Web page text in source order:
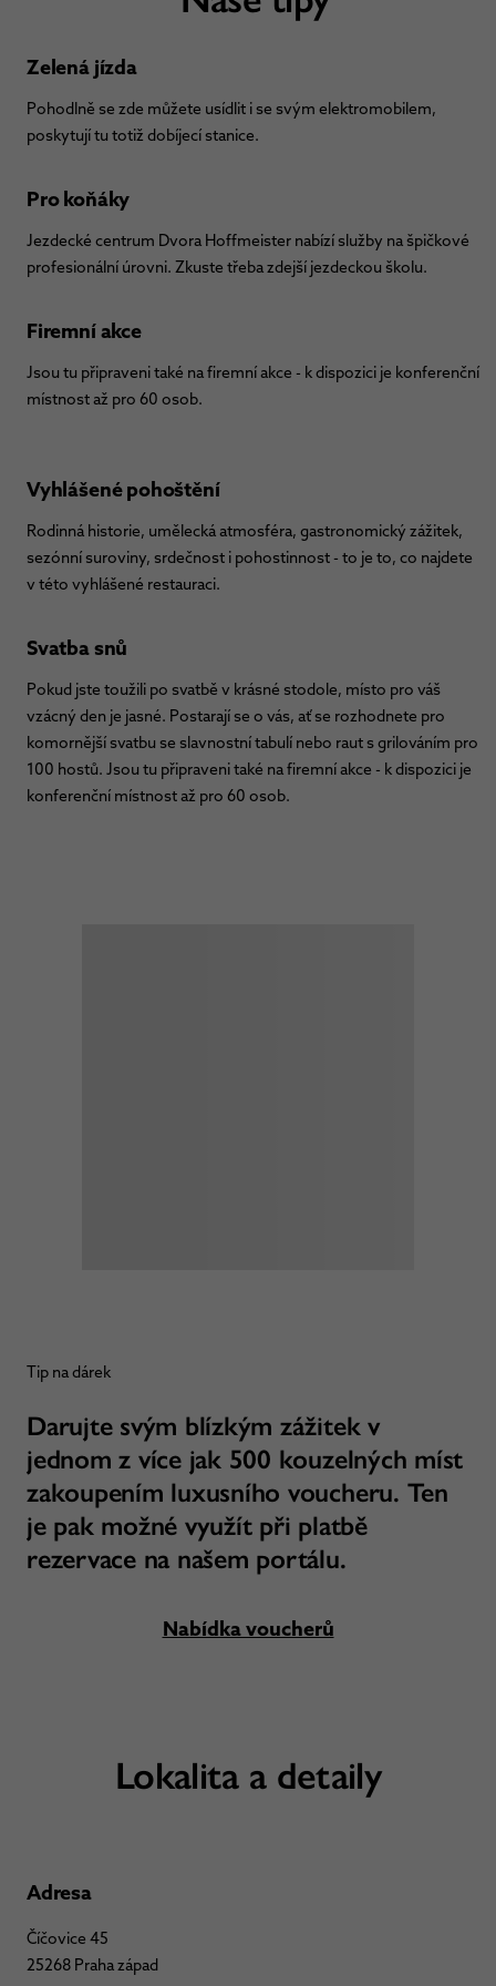
Zelená jízda
Pohodlně se zde můžete usídlit i se svým elektromobilem,
poskytují tu totiž dobíjecí stanice.
Pro koňáky
Jezdecké centrum Dvora Hoffmeister nabízí služby na špičkové
profesionální úrovni. Zkuste třeba zdejší jezdeckou školu.
Firemní akce
Jsou tu připraveni také na firemní akce - k dispozici je konferenční
místnost až pro 60 osob.
Vyhlášené pohoštění
Rodinná historie, umělecká atmosféra, gastronomický zážitek,
sezónní suroviny, srdečnost i pohostinnost - to je to, co najdete
v této vyhlášené restauraci.
Svatba snů
Pokud jste toužili po svatbě v krásné stodole, místo pro váš
vzácný den je jasné. Postarají se o vás, ať se rozhodnete pro
komornější svatbu se slavnostní tabulí nebo raut s grilováním pro
100 hostů. Jsou tu připraveni také na firemní akce - k dispozici je
konferenční místnost až pro 60 osob.
Tip na dárek
Darujte svým blízkým zážitek v
jednom z více jak 500 kouzelných míst
zakoupením luxusního voucheru. Ten
je pak možné využít při platbě
rezervace na našem portálu.
Nabídka voucherů
Lokalita a detaily
Adresa
Číčovice 45
25268 Praha západ